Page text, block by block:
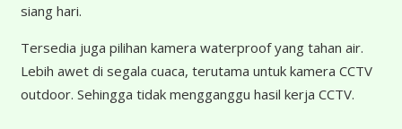
siang hari.
Tersedia juga pilihan kamera waterproof yang tahan air.
Lebih awet di segala cuaca, terutama untuk kamera CCTV
outdoor. Sehingga tidak mengganggu hasil kerja CCTV.